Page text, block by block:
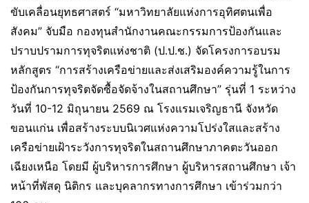
ขับเคลื่อนยุทธศาสตร์ “มหาวิทยาลัยแห่งการอุทิศตนเพื่อ
สังคม” จับมือ กองทุนสำนักงานคณะกรรมการป้องกันและ
ปราบปรามการทุจริตแห่งชาติ (ป.ป.ช.) จัดโครงการอบรม
หลักสูตร “การสร้างเครือข่ายและส่งเสริมองค์ความรู้ในการ
ป้องกันการทุจริตจัดซื้อจัดจ้างในสถานศึกษา” รุ่นที่ 1 ระหว่าง
วันที่ 10-12 มิถุนายน 2569 ณ โรงแรมเจริญธานี จังหวัด
ขอนแก่น เพื่อสร้างระบบนิเวศแห่งความโปร่งใสและสร้าง
เครือข่ายเฝ้าระวังการทุจริตในสถานศึกษาภาคตะวันออก
เฉียงเหนือ โดยมี ผู้บริหารการศึกษา ผู้บริหารสถานศึกษา เจ้า
หน้าที่พัสดุ นิติกร และบุคลากรทางการศึกษา เข้าร่วมกว่า